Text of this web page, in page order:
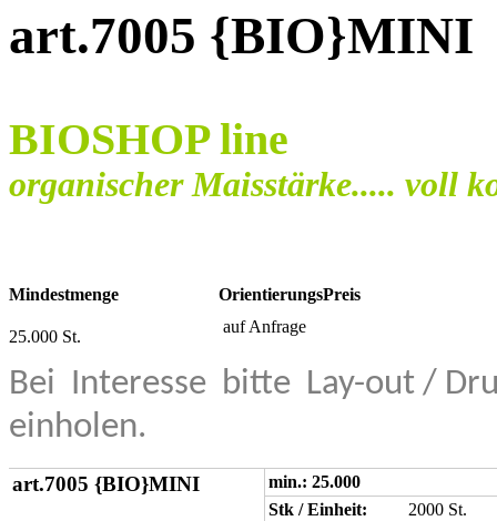
art.7005 {BIO}MINI
BIOSHOP line
organischer Maisstärke..... voll
Mindestmenge OrientierungsPreis
25.000 St.
auf Anfrage
Bei Interesse bitte Lay-out /
einholen.
art.7005 {BIO}MINI
min.: 25.000
Stk / Einheit:
2000 St.